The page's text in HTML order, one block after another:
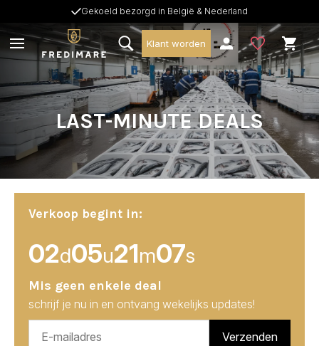
Gekoeld bezorgd in België & Nederland
Klant worden
LAST-MINUTE DEALS
Verkoop begint in:
02d05u21m06s
Mis geen enkele deal
schrijf je nu in en ontvang wekelijks updates!
Verzenden